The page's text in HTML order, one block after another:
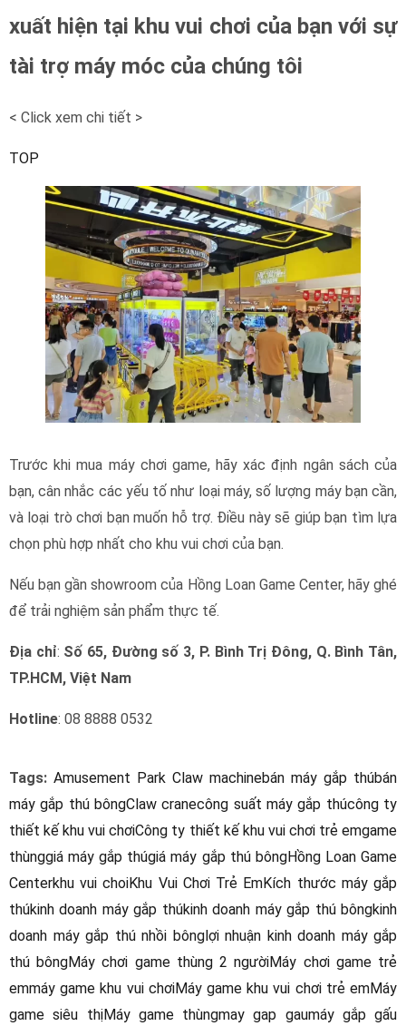
xuất hiện tại khu vui chơi của bạn với sự
tài trợ máy móc của chúng tôi
< Click xem chi tiết >
TOP
Trước khi mua máy chơi game, hãy xác định ngân sách của
bạn, cân nhắc các yếu tố như loại máy, số lượng máy bạn cần,
và loại trò chơi bạn muốn hỗ trợ. Điều này sẽ giúp bạn tìm lựa
chọn phù hợp nhất cho khu vui chơi của bạn.
Nếu bạn gần showroom của Hồng Loan Game Center, hãy ghé
để trải nghiệm sản phẩm thực tế.
Địa chỉ: Số 65, Đường số 3, P. Bình Trị Đông, Q. Bình Tân,
TP.HCM, Việt Nam
Hotline: 08 8888 0532
Tags: Amusement Park Claw machinebán máy gắp thúbán
máy gắp thú bôngClaw cranecông suất máy gắp thúcông ty
thiết kế khu vui chơiCông ty thiết kế khu vui chơi trẻ emgame
thùnggiá máy gắp thúgiá máy gắp thú bôngHồng Loan Game
Centerkhu vui choiKhu Vui Chơi Trẻ EmKích thước máy gắp
thúkinh doanh máy gắp thúkinh doanh máy gắp thú bôngkinh
doanh máy gắp thú nhồi bônglợi nhuận kinh doanh máy gắp
thú bôngMáy chơi game thùng 2 ngườiMáy chơi game trẻ
emmáy game khu vui chơiMáy game khu vui chơi trẻ emMáy
game siêu thịMáy game thùngmay gap gaumáy gắp gấu